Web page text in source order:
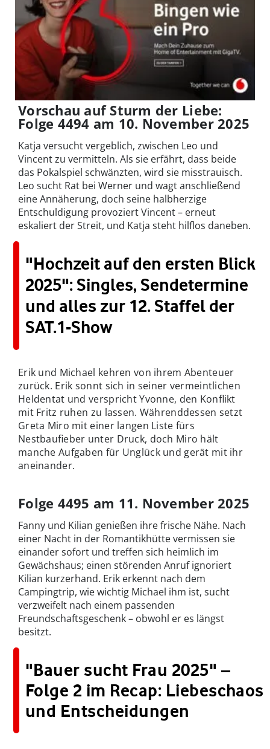
Vorschau auf Sturm der Liebe:
Folge 4494 am 10. November 2025
Katja versucht vergeblich, zwischen Leo und
Vincent zu vermitteln. Als sie erfährt, dass beide
das Pokalspiel schwänzten, wird sie misstrauisch.
Leo sucht Rat bei Werner und wagt anschließend
eine Annäherung, doch seine halbherzige
Entschuldigung provoziert Vincent – erneut
eskaliert der Streit, und Katja steht hilflos daneben.
"Hochzeit auf den ersten Blick
2025": Singles, Sendetermine
und alles zur 12. Staffel der
SAT.1-Show
Erik und Michael kehren von ihrem Abenteuer
zurück. Erik sonnt sich in seiner vermeintlichen
Heldentat und verspricht Yvonne, den Konflikt
mit Fritz ruhen zu lassen. Währenddessen setzt
Greta Miro mit einer langen Liste fürs
Nestbaufieber unter Druck, doch Miro hält
manche Aufgaben für Unglück und gerät mit ihr
aneinander.
Folge 4495 am 11. November 2025
Fanny und Kilian genießen ihre frische Nähe. Nach
einer Nacht in der Romantikhütte vermissen sie
einander sofort und treffen sich heimlich im
Gewächshaus; einen störenden Anruf ignoriert
Kilian kurzerhand. Erik erkennt nach dem
Campingtrip, wie wichtig Michael ihm ist, sucht
verzweifelt nach einem passenden
Freundschaftsgeschenk – obwohl er es längst
besitzt.
"Bauer sucht Frau 2025" –
Folge 2 im Recap: Liebeschaos
und Entscheidungen